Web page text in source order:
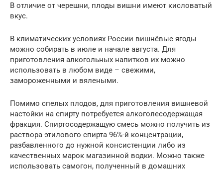
В отличие от черешни, плоды вишни имеют кисловатый
вкус.
В климатических условиях России вишнёвые ягоды
можно собирать в июле и начале августа. Для
приготовления алкогольных напитков их можно
использовать в любом виде – свежими,
замороженными и вялеными.
Помимо спелых плодов, для приготовления вишневой
настойки на спирту потребуется алкоголесодержащая
фракция. Спиртосодержащую смесь можно получить из
раствора этилового спирта 96%-й концентрации,
разбавленного до нужной консистенции либо из
качественных марок магазинной водки. Можно также
использовать самогон, полученный в домашних